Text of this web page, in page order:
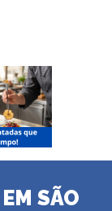
SÃO